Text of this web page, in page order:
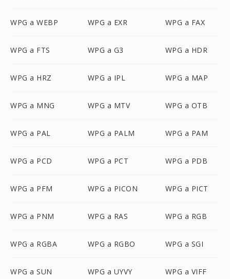
WPG a WEBP WPG a EXR WPG a FAX
WPG a FTS WPG a G3 WPG a HDR
WPG a HRZ WPG a IPL WPG a MAP
WPG a MNG WPG a MTV WPG a OTB
WPG a PAL WPG a PALM WPG a PAM
WPG a PCD WPG a PCT WPG a PDB
WPG a PFM WPG a PICON WPG a PICT
WPG a PNM WPG a RAS WPG a RGB
WPG a RGBA WPG a RGBO WPG a SGI
WPG a SUN WPG a UYVY WPG a VIFF